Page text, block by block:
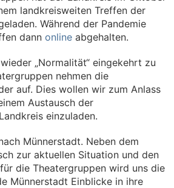
landkreisweiten Treffen der
Während der Pandemie
dann online abgehalten.
„Normalität“ eingekehrt zu
nehmen die
auf. Dies wollen wir zum Anlass
Austausch der
einzuladen.
Münnerstadt. Neben dem
zur aktuellen Situation und den
die Theatergruppen wird uns die
Münnerstadt Einblicke in ihre